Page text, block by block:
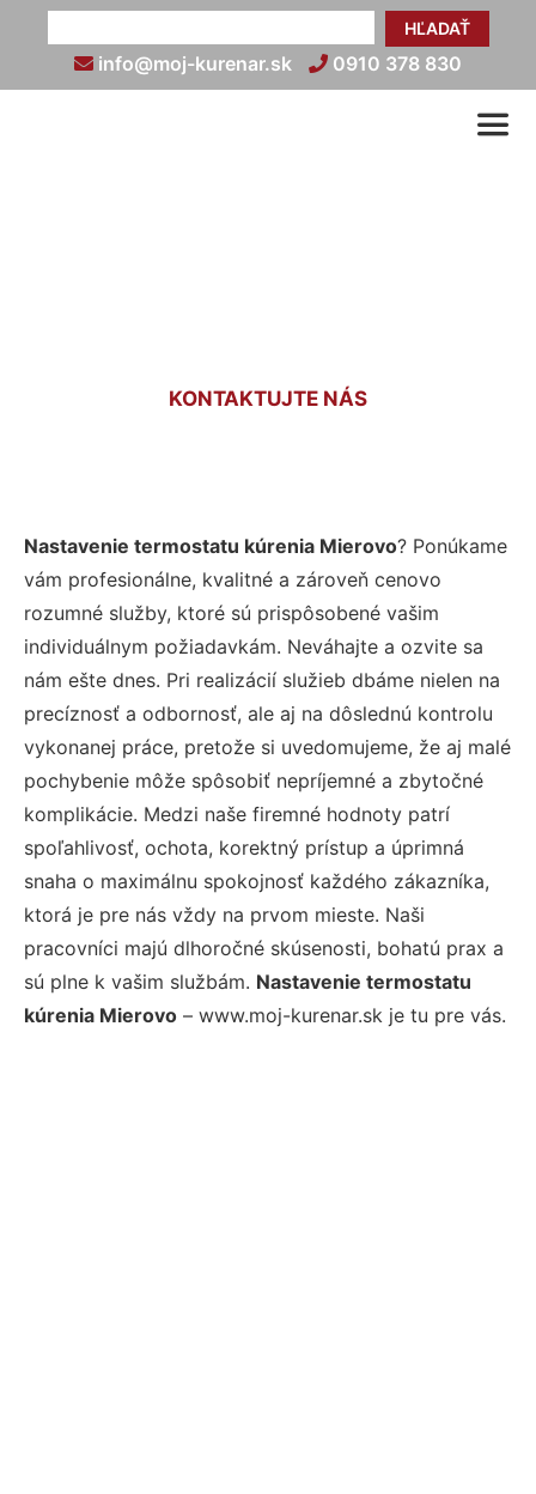
HĽADAŤ
info@moj-kurenar.sk 0910 378 830
KONTAKTUJTE NÁS
Nastavenie termostatu kúrenia Mierovo? Ponúkame
vám profesionálne, kvalitné a zároveň cenovo
rozumné služby, ktoré sú prispôsobené vašim
individuálnym požiadavkám. Neváhajte a ozvite sa
nám ešte dnes. Pri realizácií služieb dbáme nielen na
precíznosť a odbornosť, ale aj na dôslednú kontrolu
vykonanej práce, pretože si uvedomujeme, že aj malé
pochybenie môže spôsobiť nepríjemné a zbytočné
komplikácie. Medzi naše firemné hodnoty patrí
spoľahlivosť, ochota, korektný prístup a úprimná
snaha o maximálnu spokojnosť každého zákazníka,
ktorá je pre nás vždy na prvom mieste. Naši
pracovníci majú dlhoročné skúsenosti, bohatú prax a
sú plne k vašim službám. Nastavenie termostatu
kúrenia Mierovo – www.moj-kurenar.sk je tu pre vás.